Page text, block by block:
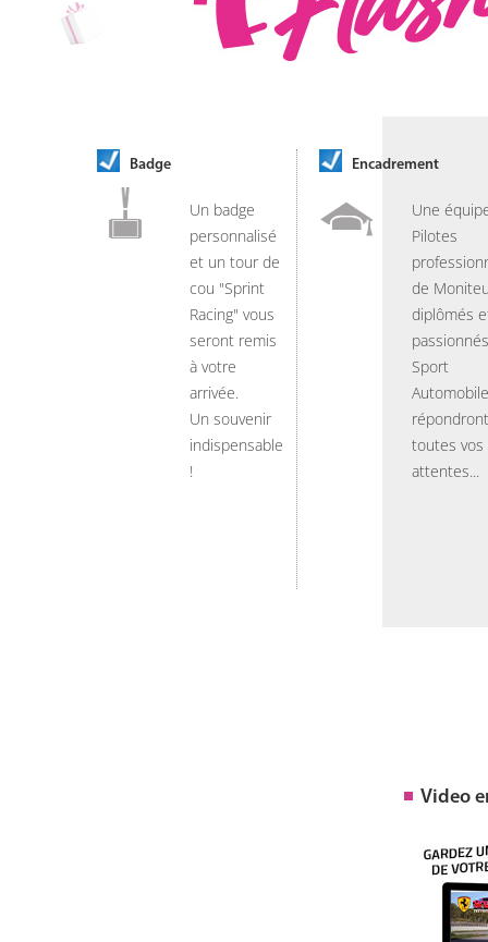
Badge
Un badge
personnalisé
et un tour de
cou "Sprint
Racing" vous
seront remis
à votre
arrivée.
Un souvenir
indispensable
!
Encadrement
Une
Pilotes
de
diplômés
Sport
Automobile
toutes vos
attentes...
Video